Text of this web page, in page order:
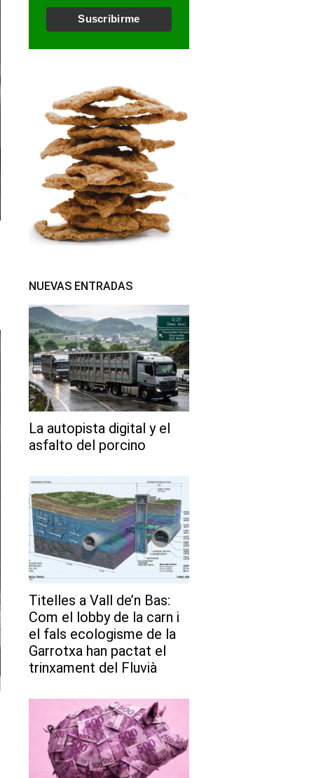
Suscribirme
NUEVAS ENTRADAS
La autopista digital y el
asfalto del porcino
Titelles a Vall de’n Bas:
Com el lobby de la carn i
el fals ecologisme de la
Garrotxa han pactat el
trinxament del Fluvià